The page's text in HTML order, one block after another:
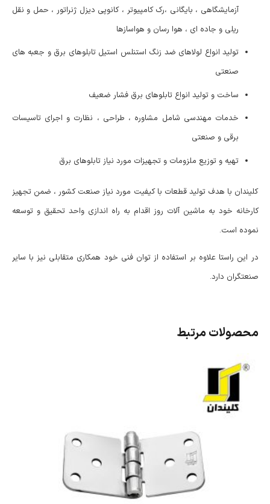
آزمایشگاهی ، بایگانی ،رک کامپیوتر ، کانوپی دیزل ژنراتور ، حمل و نقل
ریلی و جاده ای ، هوا رسان و هواسازها
تولید انواع لولاهای ضد زنگ استنلس استیل تابلوهای برق و جعبه های
صنعتی
ساخت و تولید انواع تابلوهای برق فشار ضعیف
خدمات مهندسی شامل مشاوره ، طراحی ، نظارت و اجرای تاسیسات
برقی و صنعتی
تهیه و توزیع ملزومات و تجهیزات مورد نیاز تابلوهای برق
کلیندان با هدف تولید قطعات با کیفیت مورد نیاز صنعت کشور ، ضمن تجهیز
کارخانه خود به ماشین آلات روز اقدام به راه اندازی واحد تحقیق و توسعه
نموده است.
در این راستا علاوه بر استفاده از توان فنی خود همکاری متقابلی نیز با سایر
صنعتگران دارد.
محصولات مرتبط